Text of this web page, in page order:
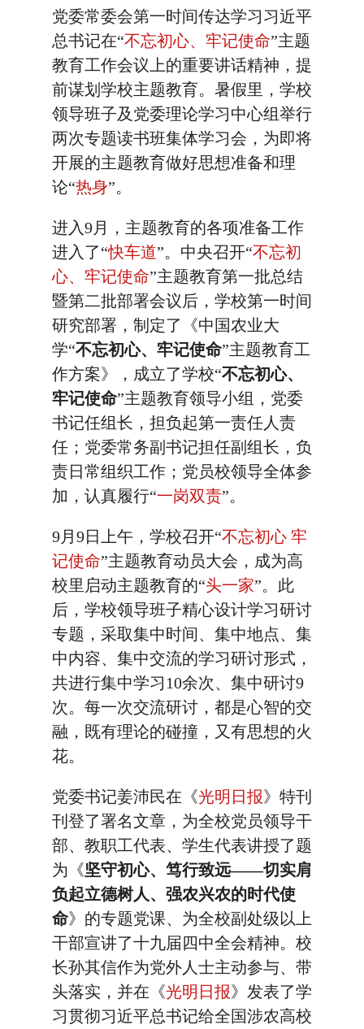
党委常委会第一时间传达学习习近平
总书记在“不忘初心、牢记使命”主题
教育工作会议上的重要讲话精神，提
前谋划学校主题教育。暑假里，学校
领导班子及党委理论学习中心组举行
两次专题读书班集体学习会，为即将
开展的主题教育做好思想准备和理
论“热身”。
进入9月，主题教育的各项准备工作
进入了“快车道”。中央召开“不忘初
心、牢记使命”主题教育第一批总结
暨第二批部署会议后，学校第一时间
研究部署，制定了《中国农业大
学“不忘初心、牢记使命”主题教育工
作方案》，成立了学校“不忘初心、
牢记使命”主题教育领导小组，党委
书记任组长，担负起第一责任人责
任；党委常务副书记担任副组长，负
责日常组织工作；党员校领导全体参
加，认真履行“一岗双责”。
9月9日上午，学校召开“不忘初心 牢
记使命”主题教育动员大会，成为高
校里启动主题教育的“头一家”。此
后，学校领导班子精心设计学习研讨
专题，采取集中时间、集中地点、集
中内容、集中交流的学习研讨形式，
共进行集中学习10余次、集中研讨9
次。每一次交流研讨，都是心智的交
融，既有理论的碰撞，又有思想的火
花。
党委书记姜沛民在《光明日报》特刊
刊登了署名文章，为全校党员领导干
部、教职工代表、学生代表讲授了题
为《坚守初心、笃行致远——切实肩
负起立德树人、强农兴农的时代使
命》的专题党课、为全校副处级以上
干部宣讲了十九届四中全会精神。校
长孙其信作为党外人士主动参与、带
头落实，并在《光明日报》发表了学
习贯彻习近平总书记给全国涉农高校